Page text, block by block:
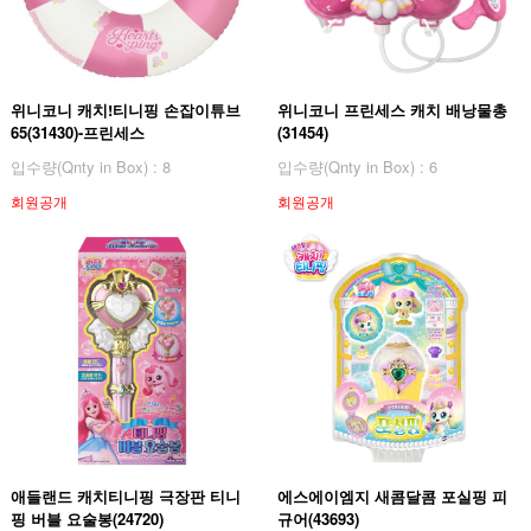
위니코니 캐치!티니핑 손잡이튜브
65(31430)-프린세스
입수량(Qnty in Box) : 8
회원공개
위니코니 프린세스 캐치 배낭물총
(31454)
입수량(Qnty in Box) : 6
회원공개
애들랜드 캐치티니핑 극장판 티니
핑 버블 요술봉(24720)
에스에이엠지 새콤달콤 포실핑 피
규어(43693)